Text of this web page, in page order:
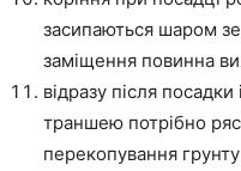
засипаються шаром
заміщення повинна
відразу після
траншею потрібно
перекопування